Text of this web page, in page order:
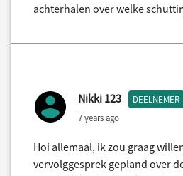
achterhalen over welke
Nikki 123 DEELNEMER
7 years ago
Hoi allemaal, ik zou graag
vervolggesprek gepland over